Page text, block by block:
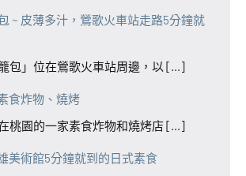
~ 皮薄多汁，鶯歌火車站走路5分鐘就
包」位在鶯歌火車站周邊，以 [...]
食炸物、燒烤
桃園的一家素食炸物和燒烤店 [...]
美術館5分鐘就到的日式素食